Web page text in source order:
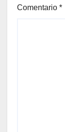
Comentario *